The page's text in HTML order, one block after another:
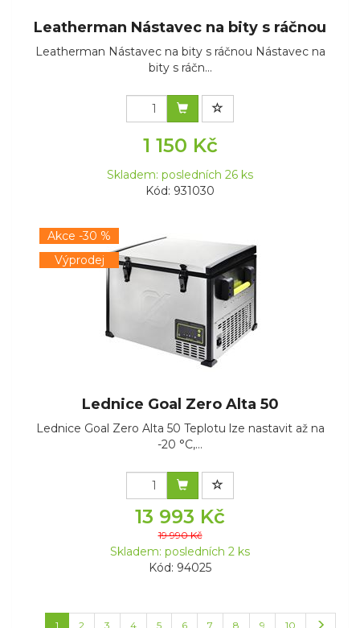
Leatherman Nástavec na bity s ráčnou
Leatherman Nástavec na bity s ráčnou Nástavec na
bity s ráčn...
1 150 Kč
Skladem: posledních 26 ks
Kód: 931030
Akce -30 %
Výprodej
Lednice Goal Zero Alta 50
Lednice Goal Zero Alta 50 Teplotu lze nastavit až na
-20 °C,...
13 993 Kč
19 990 Kč
Skladem: posledních 2 ks
Kód: 94025
1 2 3 4 5 6 7 8 9 10